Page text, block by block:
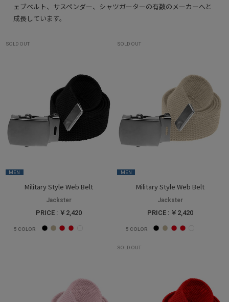
ェブベルト、サスペンダー、シャツガーターの有数のメーカーへと
成長しています。
SOLD OUT
MEN
Military Style Web Belt
Jackster
PRICE : ￥2,420
5 COLOR
SOLD OUT
MEN
Military Style Web Belt
Jackster
PRICE : ￥2,420
5 COLOR
SOLD OUT